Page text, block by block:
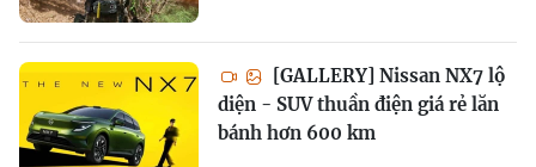
[GALLERY] Nissan NX7 lộ
diện - SUV thuần điện giá rẻ lăn
bánh hơn 600 km